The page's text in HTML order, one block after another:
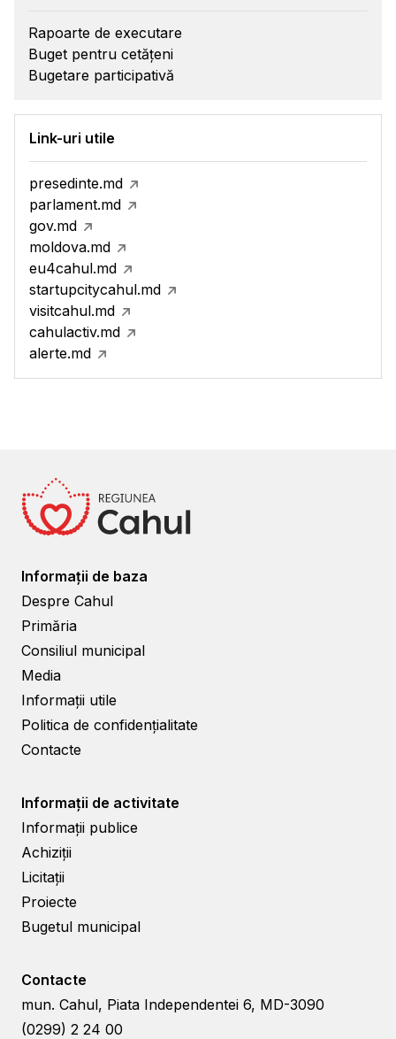
Rapoarte de executare
Buget pentru cetățeni
Bugetare participativă
Link-uri utile
presedinte.md
parlament.md
gov.md
moldova.md
eu4cahul.md
startupcitycahul.md
visitcahul.md
cahulactiv.md
alerte.md
Informații de baza
Despre Cahul
Primăria
Consiliul municipal
Media
Informații utile
Politica de confidențialitate
Contacte
Informații de activitate
Informații publice
Achiziții
Licitații
Proiecte
Bugetul municipal
Contacte
mun. Cahul, Piata Independentei 6, MD-3090
(0299) 2 24 00